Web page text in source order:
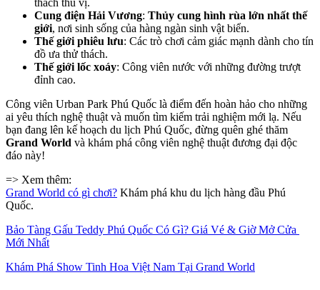
thách thú vị.
Cung điện Hải Vương: Thủy cung hình rùa lớn nhất thế
giới, nơi sinh sống của hàng ngàn sinh vật biển.
Thế giới phiêu lưu: Các trò chơi cảm giác mạnh dành cho tín
đồ ưa thử thách.
Thế giới lốc xoáy: Công viên nước với những đường trượt
đỉnh cao.
Công viên Urban Park Phú Quốc là điểm đến hoàn hảo cho những
ai yêu thích nghệ thuật và muốn tìm kiếm trải nghiệm mới lạ. Nếu
Grand World và khám phá công viên nghệ thuật đương đại độc
đáo này!
=> Xem thêm:
Grand World có gì chơi? Khám phá khu du lịch hàng đầu Phú
Quốc.
Bảo Tàng Gấu Teddy Phú Quốc Có Gì? Giá Vé & Giờ Mở Cửa
Mới Nhất
Khám Phá Show Tinh Hoa Việt Nam Tại Grand World